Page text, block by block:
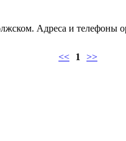
Адреса и телефоны
<< 1 >>